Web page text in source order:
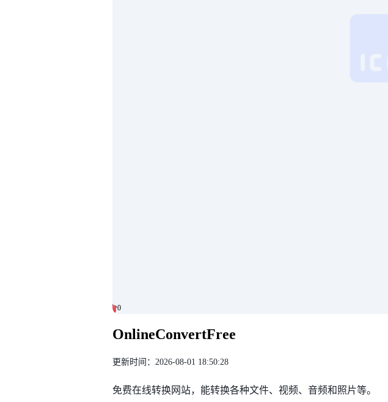
0
0
OnlineConvertFree
更新时间：2026-08-01 18:50:28
免费在线转换网站，能转换各种文件、视频、音频和照片等。